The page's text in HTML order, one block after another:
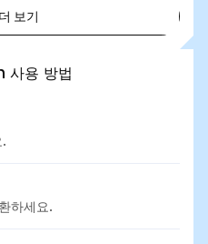
보기
용 방법
.
하세요.